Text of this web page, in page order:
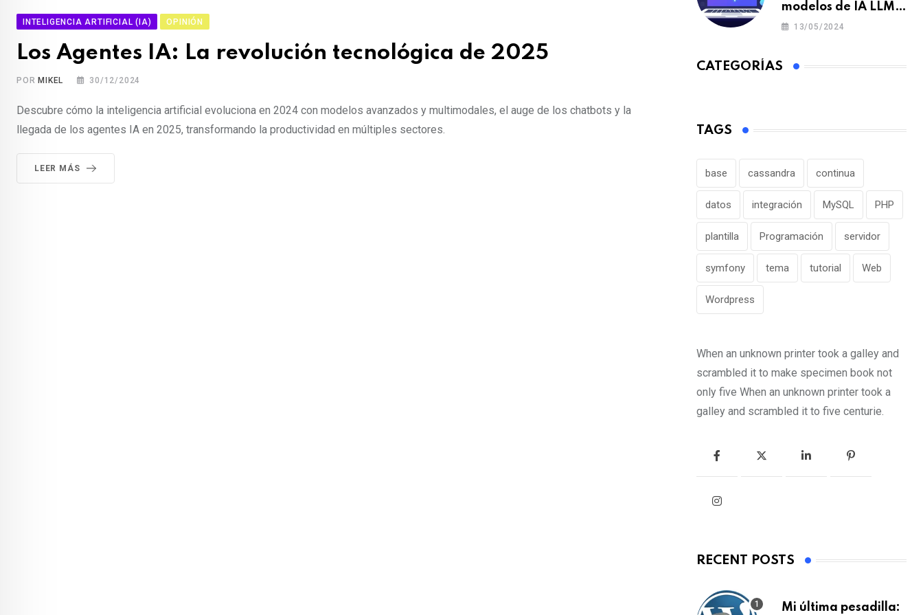
INTELIGENCIA ARTIFICIAL (IA) OPINIÓN
Los Agentes IA: La revolución tecnológica de 2025
POR MIKEL 30/12/2024
Descubre cómo la inteligencia artificial evoluciona en 2024 con modelos avanzados y multimodales, el auge de los chatbots y la
llegada de los agentes IA en 2025, transformando la productividad en múltiples sectores.
LEER MÁS
modelos de IA LLM
en un portátil o pc y
13/05/2024
CATEGORÍAS
TAGS
base cassandra continua
datos integración MySQL PHP
plantilla Programación servidor
symfony tema tutorial Web
Wordpress
When an unknown printer took a galley and
scrambled it to make specimen book not
only five When an unknown printer took a
galley and scrambled it to five centurie.
RECENT POSTS
Mi última pesadilla: